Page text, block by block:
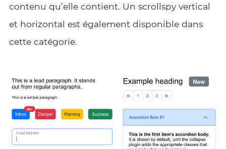
contenu qu’elle contient. Un scrollspy vertical
et horizontal est également disponible dans
cette catégorie.